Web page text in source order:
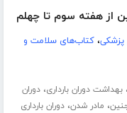
از هفته سوم تا چهلم
پزشکی،کتاب‌های سلامت و
،بهداشت دوران بارداری،دوران
، مادر شدن،دوران بارداری